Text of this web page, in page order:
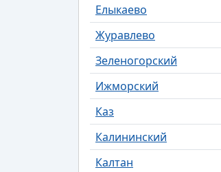
Елыкаево
Журавлево
Зеленогорский
Ижморский
Каз
Калининский
Калтан